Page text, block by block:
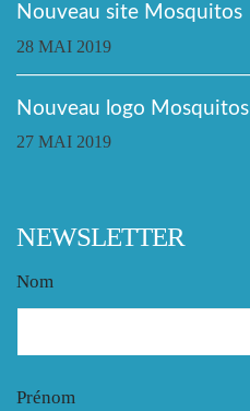
Nouveau site Mosquitos
28 MAI 2019
Nouveau logo Mosquitos
27 MAI 2019
NEWSLETTER
Nom
Prénom